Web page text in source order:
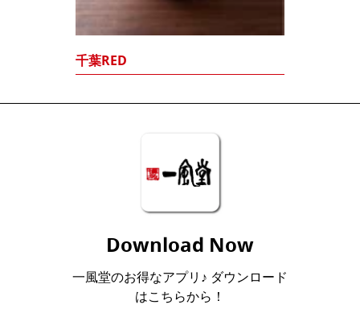
千葉RED
Download Now
一風堂のお得なアプリ♪ ダウンロード
はこちらから！